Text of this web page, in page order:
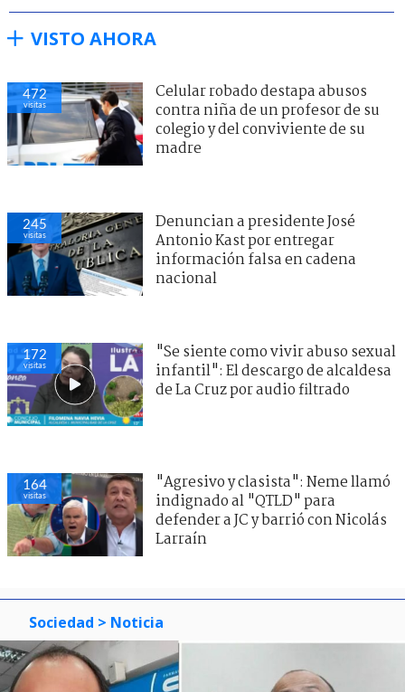
VISTO AHORA
472
visitas
Celular robado destapa abusos
contra niña de un profesor de su
colegio y del conviviente de su
madre
245
visitas
Denuncian a presidente José
Antonio Kast por entregar
información falsa en cadena
nacional
172
visitas
"Se siente como vivir abuso sexual
infantil": El descargo de alcaldesa
de La Cruz por audio filtrado
164
visitas
"Agresivo y clasista": Neme llamó
indignado al "QTLD" para
defender a JC y barrió con Nicolás
Larraín
Sociedad > Noticia